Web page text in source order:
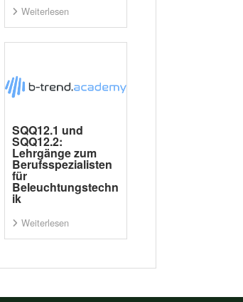
Weiterlesen
SQQ12.1 und
SQQ12.2:
Lehrgänge zum
Berufsspezialisten
für
Beleuchtungstechn
ik
Weiterlesen